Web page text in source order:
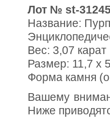
Лот № st-
Название:
Вес: 3,07 карат
Размер: 11,7 x
Форма камня
Вашему вниманию предлагается пурпурно-розовый турмалин!
Ниже